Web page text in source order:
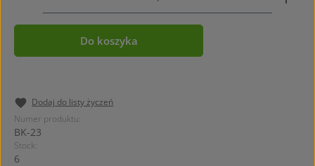
Do koszyka
Dodaj do listy życzeń
Numer produktu:
BK-23
Stock:
6